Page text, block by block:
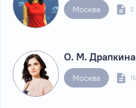
Москва 2
О. М. Драпкина
Москва 15